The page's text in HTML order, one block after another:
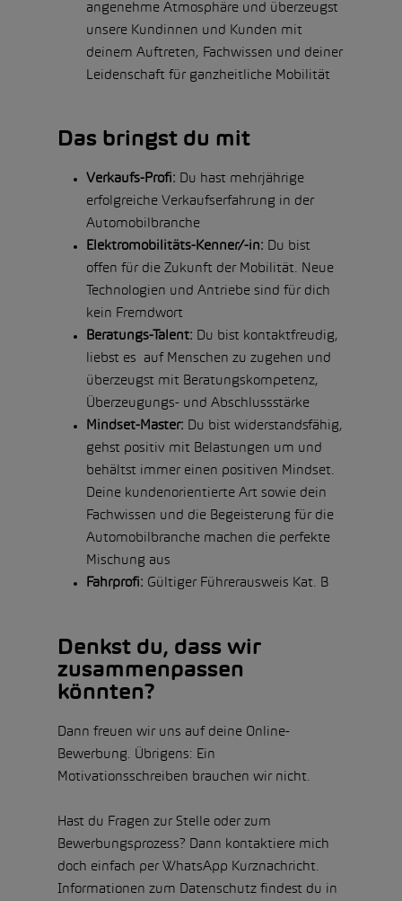
angenehme Atmosphäre und überzeugst
unsere Kundinnen und Kunden mit
deinem Auftreten, Fachwissen und deiner
Leidenschaft für ganzheitliche Mobilität
Das bringst du mit
Verkaufs-Profi: Du hast mehrjährige
erfolgreiche Verkaufserfahrung in der
Automobilbranche
Elektromobilitäts-Kenner/-in: Du bist
offen für die Zukunft der Mobilität. Neue
Technologien und Antriebe sind für dich
kein Fremdwort
Beratungs-Talent: Du bist kontaktfreudig,
liebst es auf Menschen zu zugehen und
überzeugst mit Beratungskompetenz,
Überzeugungs- und Abschlussstärke
Mindset-Master: Du bist widerstandsfähig,
gehst positiv mit Belastungen um und
behältst immer einen positiven Mindset.
Deine kundenorientierte Art sowie dein
Fachwissen und die Begeisterung für die
Automobilbranche machen die perfekte
Mischung aus
Fahrprofi: Gültiger Führerausweis Kat. B
Denkst du, dass wir
zusammenpassen
könnten?
Dann freuen wir uns auf deine Online-
Bewerbung. Übrigens: Ein
Motivationsschreiben brauchen wir nicht.
Hast du Fragen zur Stelle oder zum
Bewerbungsprozess? Dann kontaktiere mich
doch einfach per WhatsApp Kurznachricht.
Informationen zum Datenschutz findest du in